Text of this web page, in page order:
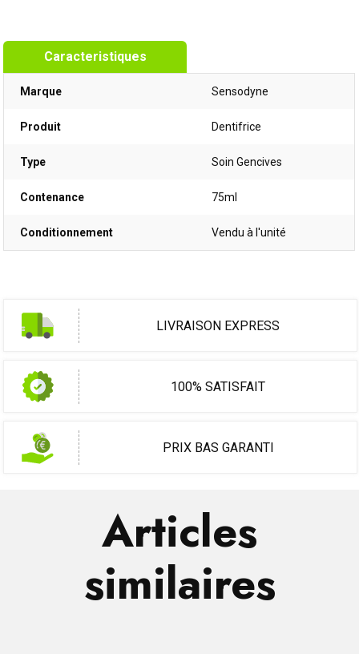
Caracteristiques
Marque Sensodyne
Produit Dentifrice
Type Soin Gencives
Contenance 75ml
Conditionnement Vendu à l'unité
LIVRAISON EXPRESS
100% SATISFAIT
PRIX BAS GARANTI
Articles
similaires